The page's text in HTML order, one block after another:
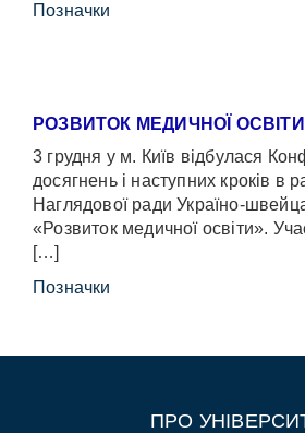
Позначки
РОЗВИТОК МЕДИЧНОЇ ОСВІТИ
3 грудня у м. Київ відбулася
досягнень і наступних кроків в
Наглядової ради Україно-
«Розвиток медичної освіти».
[…]
Позначки
ПРО